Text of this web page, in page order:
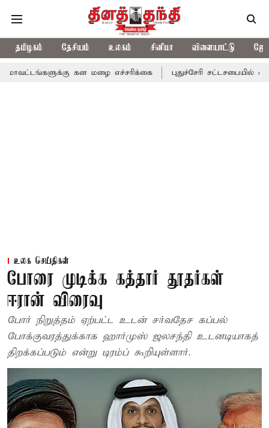
தமிழகம் தேசியம் உலகம் சினிமா விளையாட்டு
கன மழை எச்சரிக்கை புதுச்சேரி சட்டசபையில் வரும் 24ம்
உலக செய்திகள்
போரை முடிக்க கத்தார் தூதர்கள்
ஈரான் விரைவு
போர் நிறுத்தம் ஏற்பட்ட உடன் சர்வதேச கப்பல்
போக்குவரத்துக்காக ஹார்முஸ் ஜலசந்தி உடனடியாகத்
திறக்கப்படும் என்று டிரம்ப் கூறியுள்ளார்.